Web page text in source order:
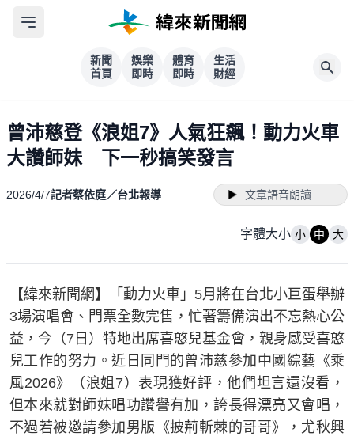
新聞
首頁
娛樂
即時
體育
即時
生活
財經
曾沛慈登《浪姐7》人氣狂飆！動力火車
大讚師妹 下一秒搞笑發言
2026/4/7記者蔡依庭／台北報導 文章語音朗讀
字體大小 小 中 大
【緯來新聞網】「動力火車」5月將在台北小巨蛋舉辦
3場演唱會、門票全數完售，忙著籌備演出不忘熱心公
益，今（7日）特地出席喜憨兒基金會，親身感受喜憨
兒工作的努力。近日同門的曾沛慈參加中國綜藝《乘
風2026》（浪姐7）表現獲好評，他們坦言還沒看，
但本來就對師妹唱功讚譽有加，誇長得漂亮又會唱，
不過若被邀請參加男版《披荊斬棘的哥哥》，尤秋興